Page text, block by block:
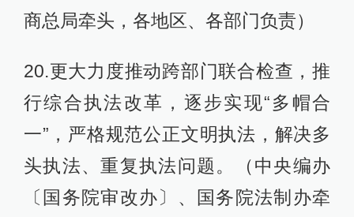
商总局牵头，各地区、各部门负责）
20.更大力度推动跨部门联合检查，推
行综合执法改革，逐步实现“多帽合
一”，严格规范公正文明执法，解决多
头执法、重复执法问题。（中央编办
〔国务院审改办〕、国务院法制办牵